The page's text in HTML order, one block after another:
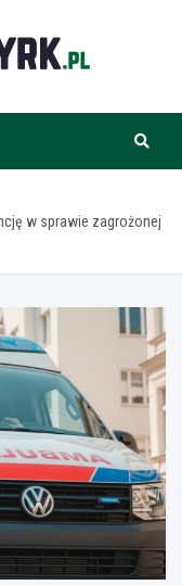
w sprawie zagrożonej